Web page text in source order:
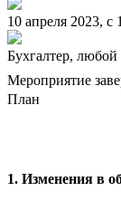
10 апреля 2023, c
Бухгалтер,
Мероприятие
План
1. Изменения в